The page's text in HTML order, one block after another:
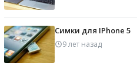
Симки для IPhone 5
9 лет назад